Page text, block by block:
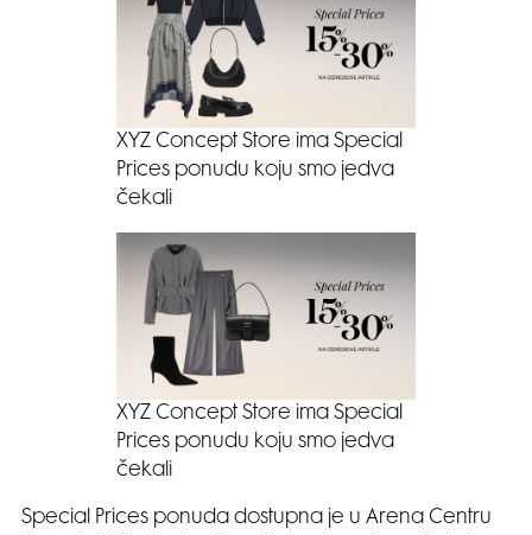
XYZ Concept Store ima Special
Prices ponudu koju smo jedva
čekali
XYZ Concept Store ima Special
Prices ponudu koju smo jedva
čekali
Special Prices ponuda dostupna je u Arena Centru